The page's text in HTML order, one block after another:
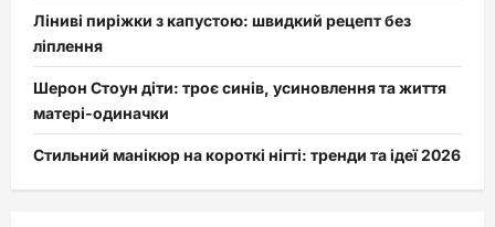
Ліниві пиріжки з капустою: швидкий рецепт без
ліплення
Шерон Стоун діти: троє синів, усиновлення та життя
матері-одиначки
Стильний манікюр на короткі нігті: тренди та ідеї 2026